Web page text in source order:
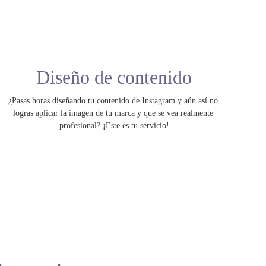
Diseño de contenido
¿Pasas horas diseñando tu contenido de Instagram y aún así no
logras aplicar la imagen de tu marca y que se vea realmente
profesional? ¡Este es tu servicio!